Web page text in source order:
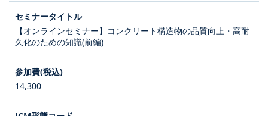
【オンラインセミナー】コンクリート構造物の品質向上・高耐
久化のための知識(前編)
14,300